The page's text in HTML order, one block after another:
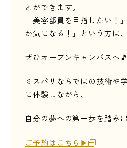
とができます。
「美容部員を目指したい！
か気になる！」という方は、
ぜひオープンキャンパスへ🎵
ミスパリならではの技術や
に体験しながら、
自分の夢への第一歩を踏み
ご予約はこちら▶